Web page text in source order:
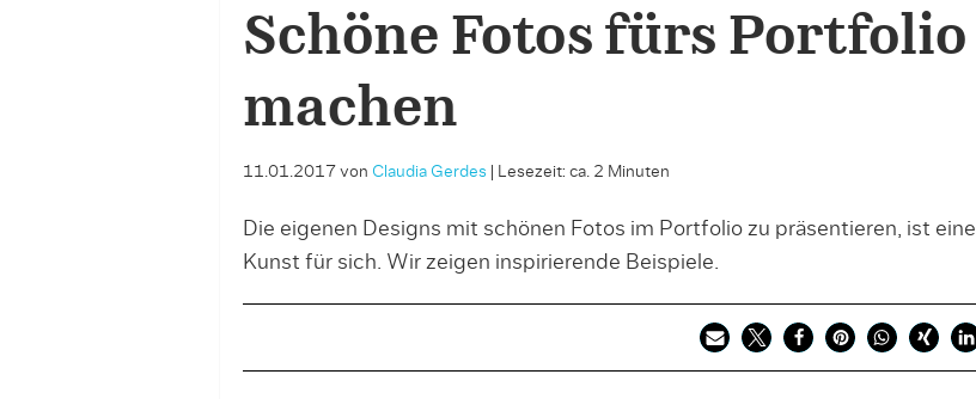
Schöne Fotos fürs Portfolio
machen
11.01.2017 von Claudia Gerdes Lesezeit: ca. 2 Minuten
Die eigenen Designs mit schönen Fotos im Portfolio zu präsentieren, ist eine
Kunst für sich. Wir zeigen inspirierende Beispiele.